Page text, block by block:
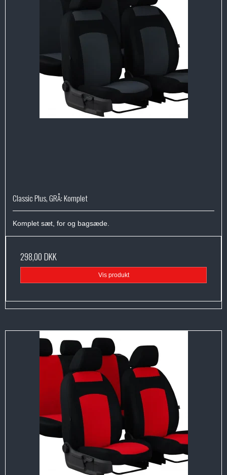
Classic Plus, GRÅ: Komplet
Komplet sæt, for og bagsæde.
298,00 DKK
Vis produkt